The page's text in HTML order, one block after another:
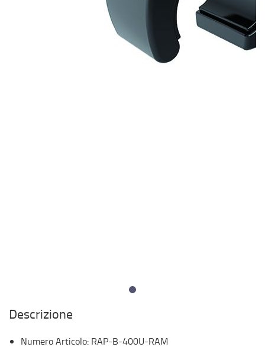
Descrizione
Numero Articolo: RAP-B-400U-RAM